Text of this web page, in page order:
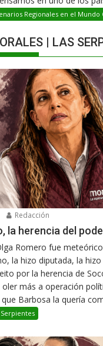
Regionales en el
| LAS
Redacción
la herencia del
Romero fue
la hizo diputada, la
por la herencia de
más a operación
Barbosa la quería
Serpientes